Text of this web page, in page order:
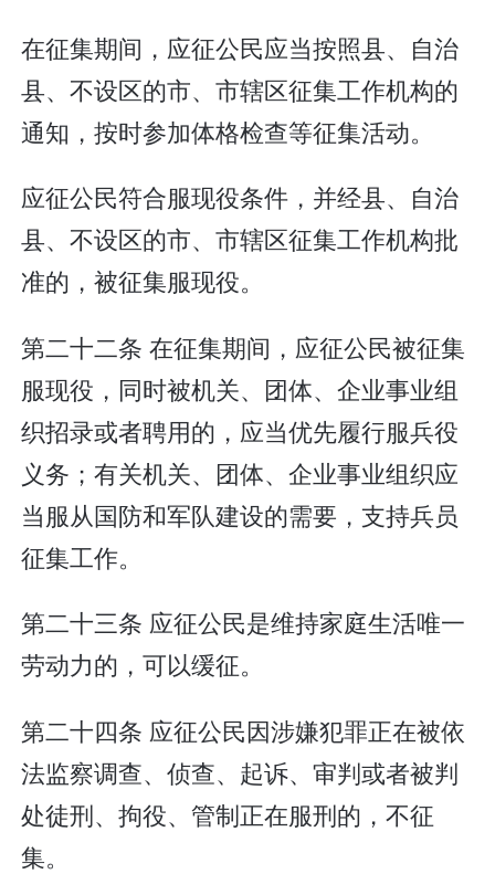
在征集期间，应征公民应当按照县、自治
县、不设区的市、市辖区征集工作机构的
通知，按时参加体格检查等征集活动。
应征公民符合服现役条件，并经县、自治
县、不设区的市、市辖区征集工作机构批
准的，被征集服现役。
第二十二条 在征集期间，应征公民被征集
服现役，同时被机关、团体、企业事业组
织招录或者聘用的，应当优先履行服兵役
义务；有关机关、团体、企业事业组织应
当服从国防和军队建设的需要，支持兵员
征集工作。
第二十三条 应征公民是维持家庭生活唯一
劳动力的，可以缓征。
第二十四条 应征公民因涉嫌犯罪正在被依
法监察调查、侦查、起诉、审判或者被判
处徒刑、拘役、管制正在服刑的，不征
集。